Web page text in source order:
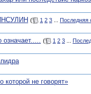
( 1 2 3
Последняя
означает..... ( 1 2 3
которой не говорят»